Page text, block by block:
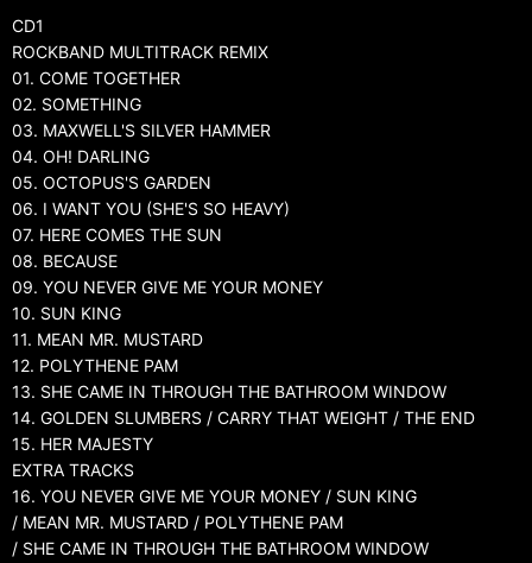
CD1
ROCKBAND MULTITRACK REMIX
01. COME TOGETHER
02. SOMETHING
03. MAXWELL'S SILVER HAMMER
04. OH! DARLING
05. OCTOPUS'S GARDEN
06. I WANT YOU (SHE'S SO HEAVY)
07. HERE COMES THE SUN
08. BECAUSE
09. YOU NEVER GIVE ME YOUR MONEY
10. SUN KING
11. MEAN MR. MUSTARD
12. POLYTHENE PAM
13. SHE CAME IN THROUGH THE BATHROOM WINDOW
14. GOLDEN SLUMBERS / CARRY THAT WEIGHT / THE END
15. HER MAJESTY
EXTRA TRACKS
16. YOU NEVER GIVE ME YOUR MONEY / SUN KING
/ MEAN MR. MUSTARD / POLYTHENE PAM
/ SHE CAME IN THROUGH THE BATHROOM WINDOW